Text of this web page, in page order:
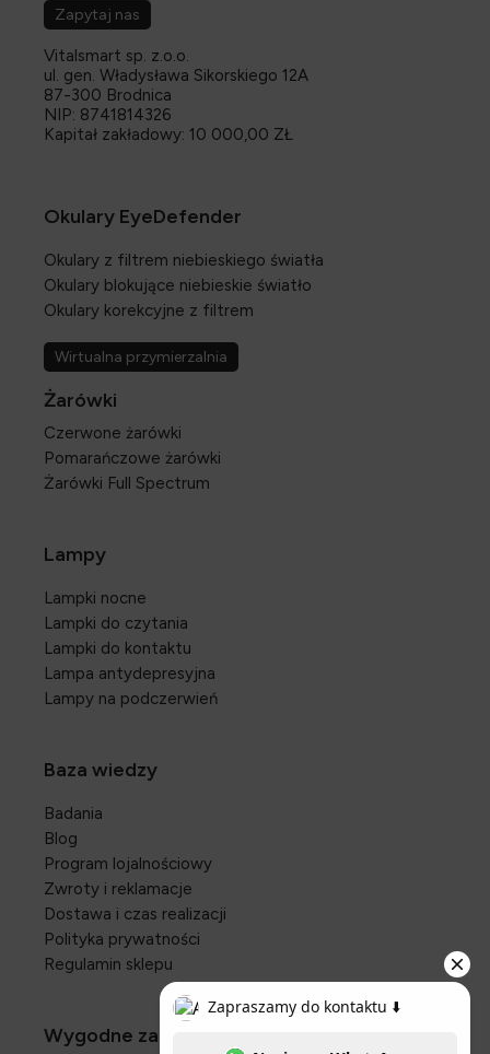
Zapytaj nas
Vitalsmart sp. z.o.o.
ul. gen. Władysława Sikorskiego 12A
87-300 Brodnica
NIP: 8741814326
Kapitał zakładowy: 10 000,00 ZŁ
Okulary EyeDefender
Okulary z filtrem niebieskiego światła
Okulary blokujące niebieskie światło
Okulary korekcyjne z filtrem
Wirtualna przymierzalnia
Żarówki
Czerwone żarówki
Pomarańczowe żarówki
Żarówki Full Spectrum
Lampy
Lampki nocne
Lampki do czytania
Lampki do kontaktu
Lampa antydepresyjna
Lampy na podczerwień
Baza wiedzy
Badania
Blog
Program lojalnościowy
Zwroty i reklamacje
Dostawa i czas realizacji
Polityka prywatności
Regulamin sklepu
Wygodne zakupy